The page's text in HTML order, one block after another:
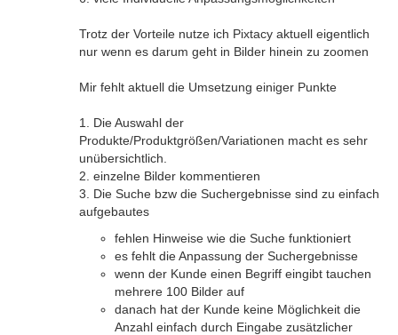
Trotz der Vorteile nutze ich Pixtacy aktuell eigentlich
nur wenn es darum geht in Bilder hinein zu zoomen
Mir fehlt aktuell die Umsetzung einiger Punkte
1. Die Auswahl der
Produkte/Produktgrößen/Variationen macht es sehr
unübersichtlich.
2. einzelne Bilder kommentieren
3. Die Suche bzw die Suchergebnisse sind zu einfach
aufgebautes
fehlen Hinweise wie die Suche funktioniert
es fehlt die Anpassung der Suchergebnisse
wenn der Kunde einen Begriff eingibt tauchen
mehrere 100 Bilder auf
danach hat der Kunde keine Möglichkeit die
Anzahl einfach durch Eingabe zusätzlicher